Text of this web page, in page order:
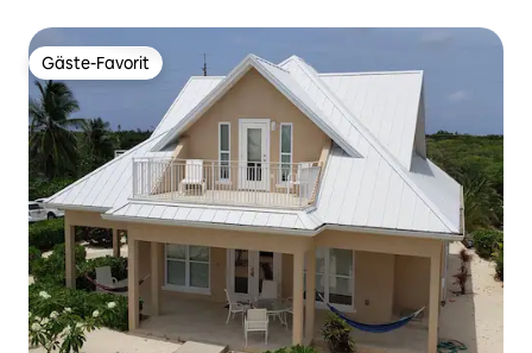
Gäste-Favorit
Gäste-Favorit